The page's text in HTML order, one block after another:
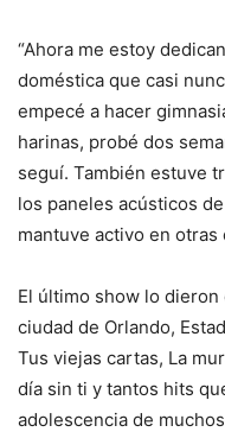
“Ahora me estoy
doméstica que casi
empecé a hacer
harinas, probé dos
seguí. También estuve
los paneles acústicos
mantuve activo en otras
El último show lo dieron
ciudad de Orlando,
Tus viejas cartas, La
día sin ti y tantos hits
adolescencia de